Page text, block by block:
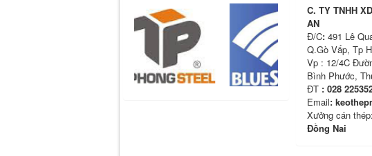
C. TY TNHH
AN
Đ/C:491 Lê
Q.Gò Vấp, Tp
Vp : 12/4C
Bình Phước,
ĐT: 028
Email:
Xưởng cán thép:
Đồng Nai